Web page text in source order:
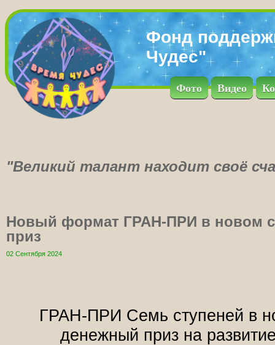
Фонд
Чудес"
Фото Видео
"Великий талант находит своё
Новый формат ГРАН-ПРИ в новом
приз
02 Сентября 2024
ГРАН-ПРИ Семь ступеней в
денежный приз на